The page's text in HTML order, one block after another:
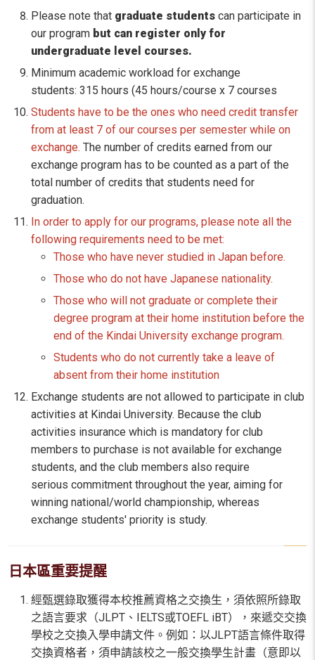
Please note that graduate students can participate in
our program but can register only for
undergraduate level courses.
Minimum academic workload for exchange
students: 315 hours (45 hours/course x 7 courses
Students have to be the ones who need credit transfer
from at least 7 of our courses per semester while on
exchange. The number of credits earned from our
exchange program has to be counted as a part of the
total number of credits that students need for
graduation.
In order to apply for our programs, please note all the
following requirements need to be met:
Those who have never studied in Japan before.
Those who do not have Japanese nationality.
Those who will not graduate or complete their
degree program at their home institution before the
end of the Kindai University exchange program.
Students who do not currently take a leave of
absent from their home institution
Exchange students are not allowed to participate in club
activities at Kindai University. Because the club
activities insurance which is mandatory for club
members to purchase is not available for exchange
students, and the club members also require
serious commitment throughout the year, aiming for
winning national/world championship, whereas
exchange students' priority is study.
日本區重要提醒
經甄選錄取獲得本校推薦資格之交換生，須依照所錄取
之語言要求（JLPT、IELTS或TOEFL iBT），來遞交交換
學校之交換入學申請文件。例如：以JLPT語言條件取得
交換資格者，須申請該校之一般交換學生計畫（意即以